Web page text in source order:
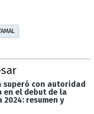
superó con autoridad
en el debut de la
2024: resumen y